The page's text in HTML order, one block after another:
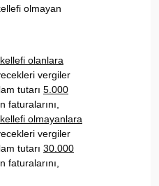
olmayan
olanlara
vergiler
tutarı 5.000
faturalarını,
olmayanlara
vergiler
tutarı 30.000
faturalarını,